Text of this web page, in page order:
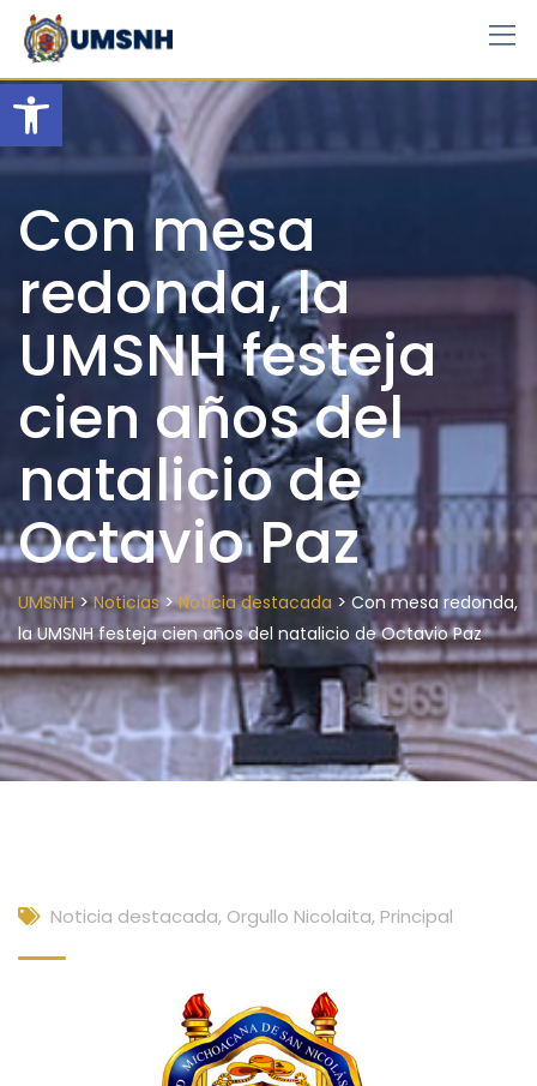
Open toolbar
Skip
content
Con mesa
redonda, la
UMSNH festeja
cien años del
natalicio de
Octavio Paz
UMSNH>Noticias>Noticia destacada > Con mesa redonda,
la UMSNH festeja cien años del natalicio de Octavio Paz
Noticia destacada, Orgullo Nicolaita, Principal